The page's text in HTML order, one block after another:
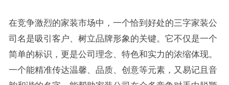
在竞争激烈的家装市场中，一个恰到好处的三字家装公
司名是吸引客户、树立品牌形象的关键。它不仅是一个
简单的标识，更是公司理念、特色和实力的浓缩体现。
一个能精准传达温馨、品质、创意等元素，又易记且音